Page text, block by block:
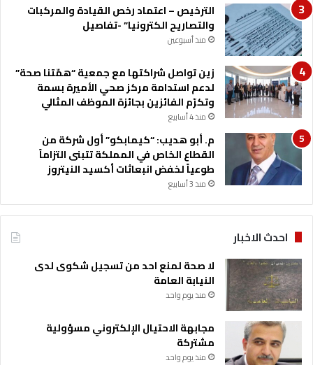
الترخيص – اعتماد رخص القيادة والمركبات
والتصاريح الكترونيا” -تفاصيل
منذ أسبوعين
زين تواصل شراكتها مع جمعية “همّتنا صحة”
لدعم استدامة مركز صحي الأميرة بسمة
وتكرّم الفائزين بجائزة الموظف المثالي
منذ 4 أسابيع
م. أبو هديب: “كيمابكو” أول شركة من
القطاع الخاص في المملكة تتبنى التزاماً
طوعياً لخفض انبعاثات أكسيد النيتروز
منذ 3 أسابيع
احدث الاخبار
لا صحة لمنع احد من تسجيل شكوى لدى
النيابة العامة
منذ يوم واحد
مجابهة الاحتيال الإلكتروني مسؤولية
مشتركة
منذ يوم واحد